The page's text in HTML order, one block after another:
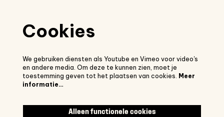
Cookies
We gebruiken diensten als Youtube en Vimeo voor video's
en andere media. Om deze te kunnen zien, moet je
toestemming geven tot het plaatsen van cookies. Meer
informatie…
Alleen functionele cookies